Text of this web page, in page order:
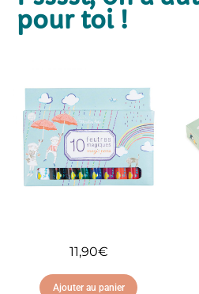
pour toi !
11,90€
Ajouter au panier